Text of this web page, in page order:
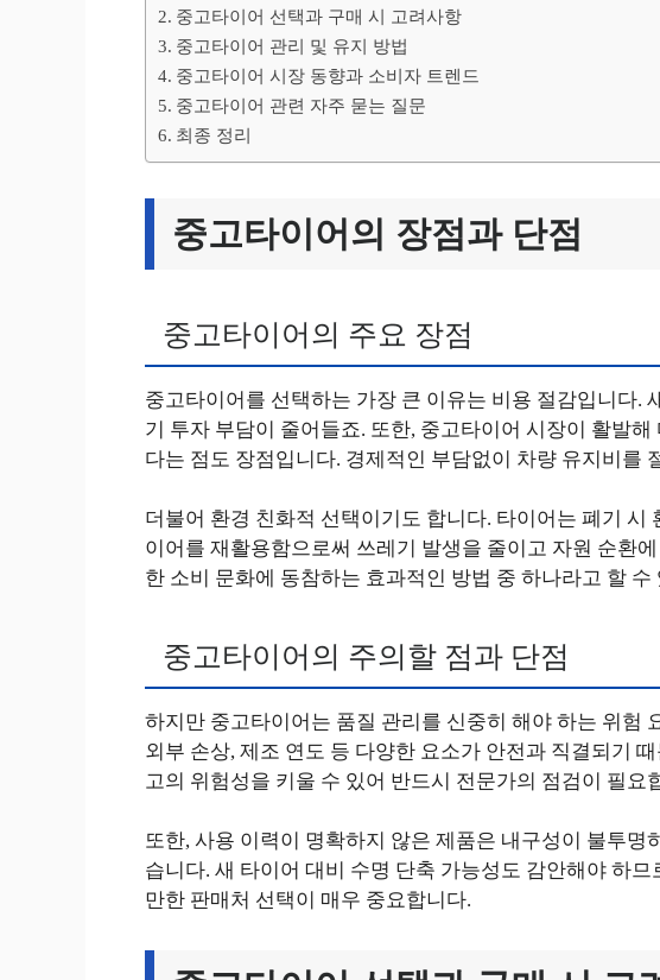
중고타이어 선택과 구매 시 고려사항
중고타이어 관리 및 유지 방법
중고타이어 시장 동향과 소비자 트렌드
중고타이어 관련 자주 묻는 질문
최종 정리
중고타이어의 장점과 단점
중고타이어의 주요 장점
중고타이어를 선택하는 가장 큰 이유는 비용 절감입니다.
기 투자 부담이 줄어들죠. 또한, 중고타이어 시장이 활발
다는 점도 장점입니다. 경제적인 부담없이 차량 유지비를
더불어 환경 친화적 선택이기도 합니다. 타이어는 폐기 시
이어를 재활용함으로써 쓰레기 발생을 줄이고 자원 순환
한 소비 문화에 동참하는 효과적인 방법 중 하나라고 할 수
중고타이어의 주의할 점과 단점
하지만 중고타이어는 품질 관리를 신중히 해야 하는 위험
외부 손상, 제조 연도 등 다양한 요소가 안전과 직결되기
고의 위험성을 키울 수 있어 반드시 전문가의 점검이 필요
또한, 사용 이력이 명확하지 않은 제품은 내구성이 불투명
습니다. 새 타이어 대비 수명 단축 가능성도 감안해야 하
만한 판매처 선택이 매우 중요합니다.